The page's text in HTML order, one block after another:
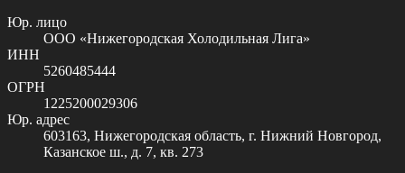
Юр. лицо
ООО «Нижегородская Холодильная Лига»
ИНН
5260485444
ОГРН
1225200029306
Юр. адрес
603163, Нижегородская область, г. Нижний Новгород,
Казанское ш., д. 7, кв. 273